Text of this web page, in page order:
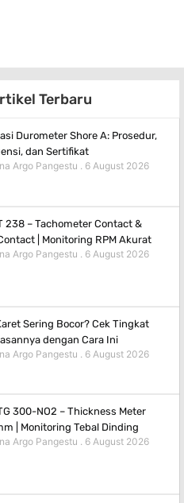
Terbaru
Durometer Shore A: Prosedur,
dan Sertifikat
Argo Pangestu
6 August 2026
238 – Tachometer Contact &
| Monitoring RPM Akurat
Argo Pangestu
6 August 2026
Sering Bocor? Cek Tingkat
dengan Cara Ini
Argo Pangestu
6 August 2026
300-NO2 – Thickness Meter
| Monitoring Tebal Dinding
Argo Pangestu
6 August 2026